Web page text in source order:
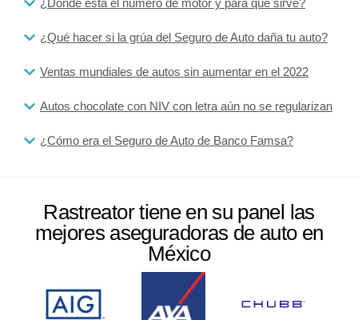
¿Dónde está el número de motor y para qué sirve?
¿Qué hacer si la grúa del Seguro de Auto daña tu auto?
Ventas mundiales de autos sin aumentar en el 2022
Autos chocolate con NIV con letra aún no se regularizan
¿Cómo era el Seguro de Auto de Banco Famsa?
Rastreator tiene en su panel las
mejores aseguradoras de auto en
México